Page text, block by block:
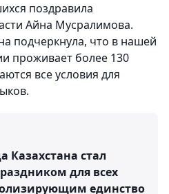
поздравила
Айна Мусралимова.
подчеркнула, что в нашей
проживает более 130
все условия для
Казахстана стал
для всех
единство